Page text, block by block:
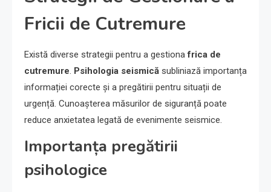
Fricii de Cutremure
Există diverse strategii pentru a gestionafrica de
cutremure. Psihologia seismică subliniază importanța
informației corecte și a pregătirii pentru situații de
urgență. Cunoașterea măsurilor de siguranță poate
reduce anxietatea legată de evenimente seismice.
Importanța pregătirii
psihologice